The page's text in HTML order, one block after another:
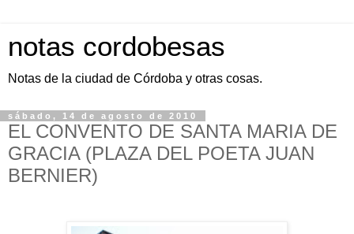
notas cordobesas
Notas de la ciudad de Córdoba y otras cosas.
sábado, 14 de agosto de 2010
EL CONVENTO DE SANTA MARIA DE
GRACIA (PLAZA DEL POETA JUAN
BERNIER)